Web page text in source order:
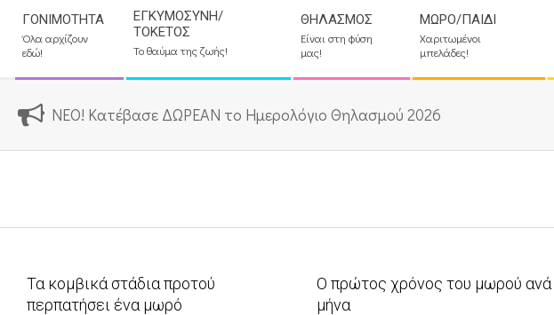
Navigation
Menu
ΓΟΝΙΜΌΤΗΤΑ
Όλα αρχίζουν
εδώ!
ΕΓΚΥΜΟΣΎΝΗ/
ΤΟΚΕΤΌΣ
Το θαύμα της ζωής!
ΘΗΛΑΣΜΌΣ
Είναι στη φύση
μας!
ΜΩΡΌ/ΠΑΙΔΊ
Χαριτωμένοι
μπελάδες!
ΝΕΟ! Κατέβασε ΔΩΡΕΑΝ το Ημερολόγιο Θηλασμού 2026
Τα κομβικά στάδια προτού
περπατήσει ένα μωρό
Ο πρώτος χρόνος του μωρού ανά
μήνα